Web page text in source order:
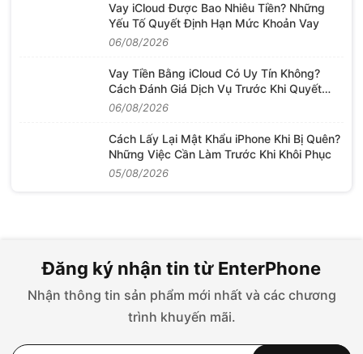
Vay iCloud Được Bao Nhiêu Tiền? Những
Yếu Tố Quyết Định Hạn Mức Khoản Vay
06/08/2026
Vay Tiền Bằng iCloud Có Uy Tín Không?
Cách Đánh Giá Dịch Vụ Trước Khi Quyết
Định
06/08/2026
Cách Lấy Lại Mật Khẩu iPhone Khi Bị Quên?
Những Việc Cần Làm Trước Khi Khôi Phục
05/08/2026
Đăng ký nhận tin từ EnterPhone
Nhận thông tin sản phẩm mới nhất và các chương
trình khuyến mãi.